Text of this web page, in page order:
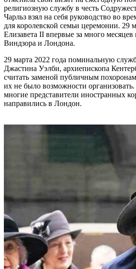
религиозную службу в честь
Чарльз взял на себя руководство во
для королевской семьи церемонии. 29
Елизавета II впервые за много
Виндзора и Лондона.
29 марта 2022 года поминальную
Джастина Уэлби, архиепископа
считать заменой публичным
их не было возможности
многие представители иностранных
направились в Лондон.